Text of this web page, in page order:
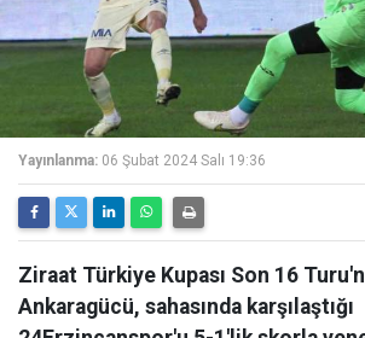
Yayınlanma: 06 Şubat 2024 Salı 19:36
Ziraat Türkiye Kupası Son 16
Ankaragücü, sahasında karşılaştığı